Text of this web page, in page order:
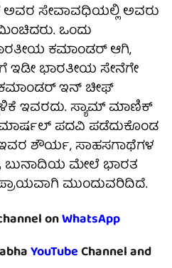
ಅವರ ಸೇವಾವಧಿಯಲ್ಲಿ ಅವರು
ಒಂದು
ಕಮಾಂಡರ್‌ ಆಗಿ,
ಇಡೀ ಭಾರತೀಯ ಸೇನೆಗೇ
ಇನ್‌ ಚೀಫ್‌
ಇವರದು. ಸ್ಯಾಮ್‌ ಮಾಣಿಕ್‌
ಪದವಿ ಪಡೆದುಕೊಂಡ
ಶೌರ್ಯ, ಸಾಹಸಗಾಥೆಗಳ
ಬುನಾದಿಯ ಮೇಲೆ ಭಾರತ
ಮುಂದುವರಿದಿದೆ.
onWhatsApp
YouTubeChannel and